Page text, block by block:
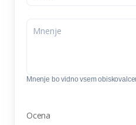
Mnenje bo vidno vsem
Ocena